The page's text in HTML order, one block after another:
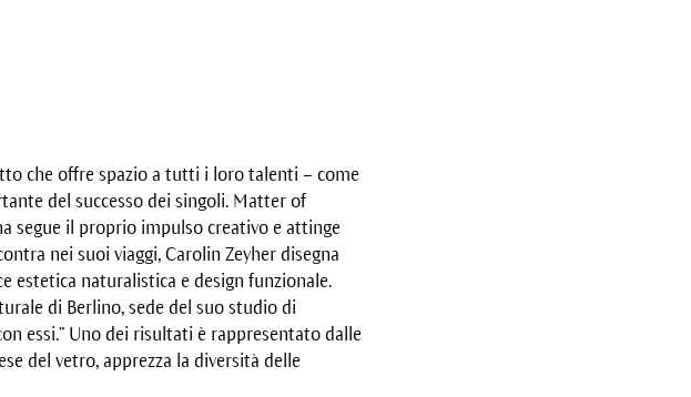
che offre spazio a tutti i loro talenti – come
del successo dei singoli. Matter of
segue il proprio impulso creativo e attinge
nei suoi viaggi, Carolin Zeyher disegna
estetica naturalistica e design funzionale.
di Berlino, sede del suo studio di
essi.” Uno dei risultati è rappresentato dalle
del vetro, apprezza la diversità delle